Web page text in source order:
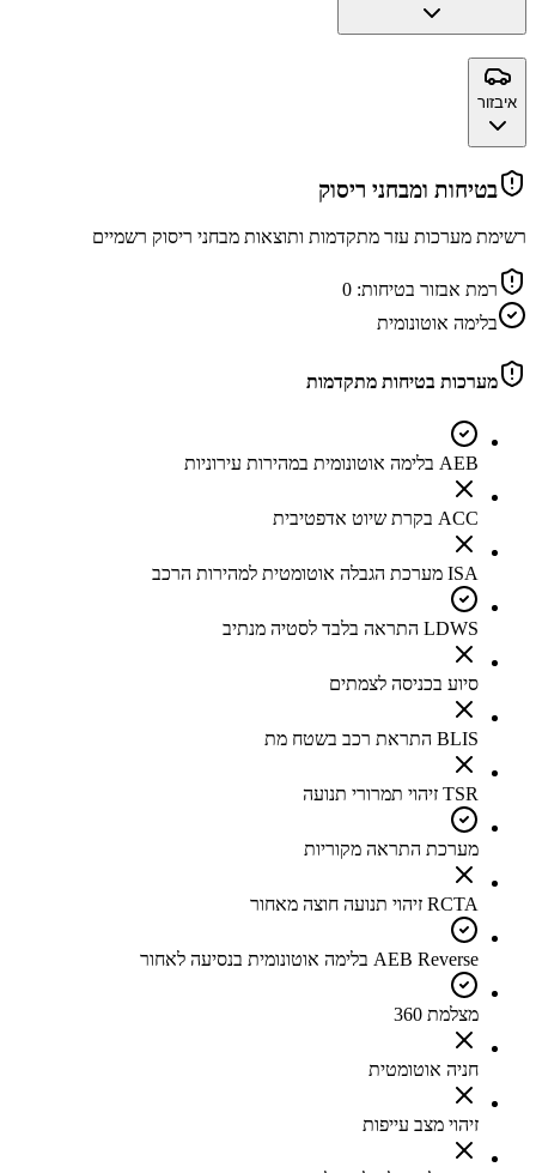
איבזור
בטיחות ומבחני ריסוק
רשימת מערכות עזר מתקדמות ותוצאות מבחני ריסוק רשמיים
רמת אבזור בטיחות: 0
בלימה אוטונומית
מערכות בטיחות מתקדמות
AEB בלימה אוטונומית במהירות עירוניות
ACC בקרת שיוט אדפטיבית
ISA מערכת הגבלה אוטומטית למהירות הרכב
LDWS התראה בלבד לסטיה מנתיב
סיוע בכניסה לצמתים
BLIS התראת רכב בשטח מת
TSR זיהוי תמרורי תנועה
מערכת התראה מקוריות
RCTA זיהוי תנועה חוצה מאחור
AEB Reverse בלימה אוטונומית בנסיעה לאחור
מצלמת 360
חניה אוטומטית
זיהוי מצב עייפות